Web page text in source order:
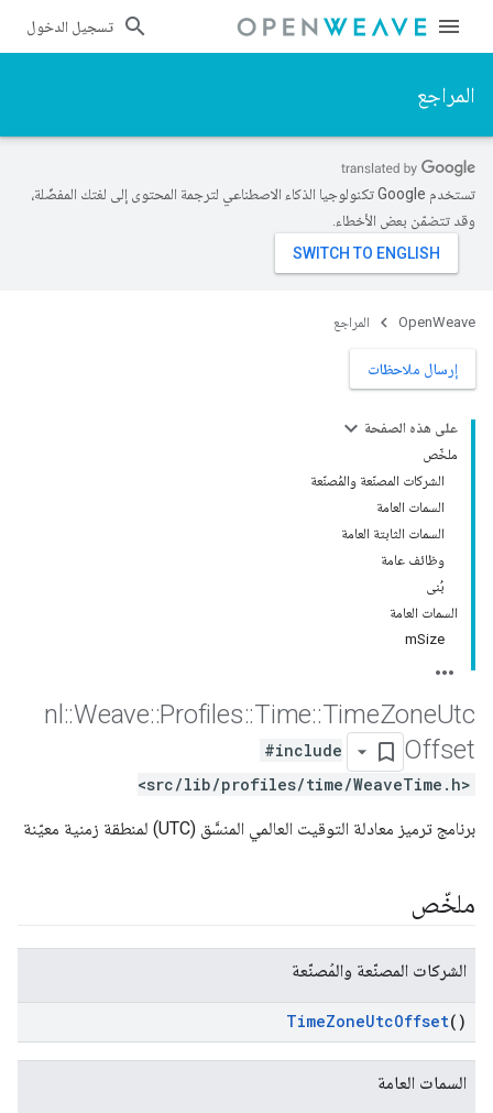
تسجيل الدخول
المراجع
تستخدم Google تكنولوجيا الذكاء الاصطناعي لترجمة المحتوى إلى لغتك المفضّلة،
وقد تتضمّن بعض الأخطاء.
OpenWeave المراجع
إرسال ملاحظات
على هذه الصفحة
ملخّص
الشركات المصنّعة والمُصنّعة
السمات العامة
السمات الثابتة العامة
وظائف عامة
بُنى
السمات العامة
mSize
nl ::Weave::Profiles::Time::TimeZoneUtc
Offset
#include
<src/lib/profiles/time/WeaveTime.h>
برنامج ترميز معادلة التوقيت العالمي المنسَّق (UTC) لمنطقة زمنية معيّنة
ملخّص
الشركات المصنّعة والمُصنّعة
TimeZoneUtcOffset()
السمات العامة